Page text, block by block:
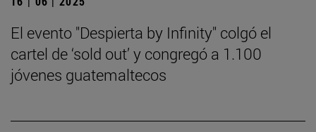
El evento "Despierta by Infinity" colgó el
cartel de ‘sold out’ y congregó a 1.100
jóvenes guatemaltecos